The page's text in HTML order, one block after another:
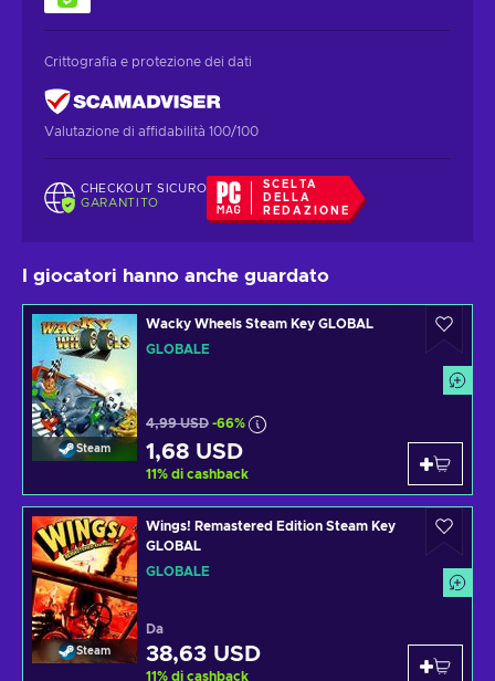
Crittografia e protezione dei dati
Valutazione di affidabilità 100/100
CHECKOUT SICURO
GARANTITO
SCELTA
DELLA
REDAZIONE
I giocatori hanno anche guardato
Steam
Wacky Wheels Steam Key GLOBAL
GLOBALE
4,99 USD -66%
1,68 USD
11% di cashback
Steam
Wings! Remastered Edition Steam Key
GLOBAL
GLOBALE
Da
38,63 USD
11% di cashback